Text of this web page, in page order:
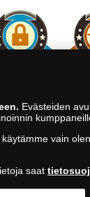
Evästeiden
vain
saat